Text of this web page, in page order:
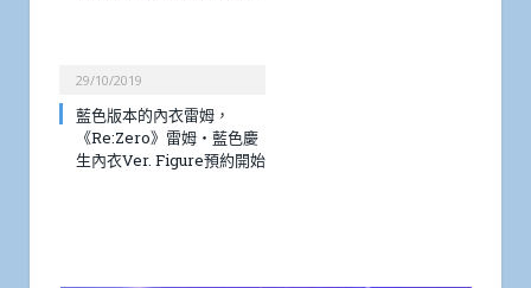
29/10/2019
藍色版本的內衣雷姆，
《Re:Zero》雷姆・藍色慶
生內衣Ver. Figure預約開始